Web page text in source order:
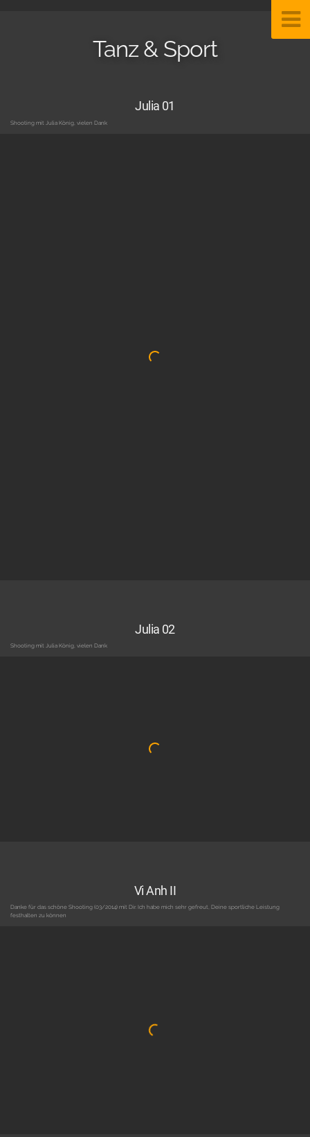
Tanz & Sport
Julia 01
Shooting mit Julia König, vielen Dank
Julia 02
Shooting mit Julia König, vielen Dank
Vi Anh II
Danke für das schöne Shooting (03/2014) mit Dir. Ich habe mich sehr gefreut, Deine sportliche Leistung
festhalten zu können